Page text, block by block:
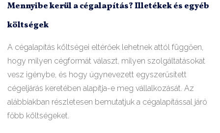
Mennyibe kerül a cégalapítás? Illetékek és egyéb
költségek
A cégalapítás költségei eltérőek lehetnek attól függően,
hogy milyen cégformát választ, milyen szolgáltatásokat
vesz igénybe, és hogy úgynevezett egyszerűsített
cégeljárás keretében alapítja-e meg vállalkozását. Az
alábbiakban részletesen bemutatjuk a cégalapítással járó
főbb költségeket.